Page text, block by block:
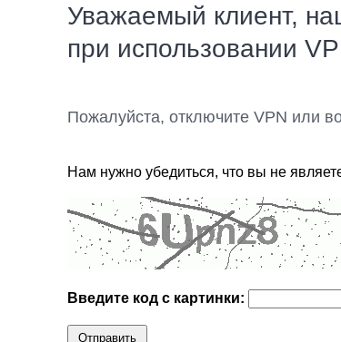
Уважаемый клиент,
при использовании
Пожалуйста, отключите VPN или
Нам нужно убедиться, что вы не
Введите код с картинки:
Отправить